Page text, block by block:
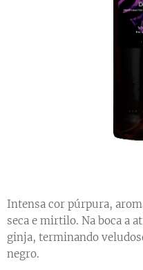
Intensa cor púrpura,
seca e mirtilo. Na boca a
ginja, terminando
negro.